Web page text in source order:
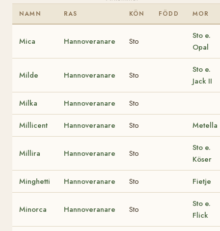
NAMN RAS KÖN FÖDD MOR
Mica Hannoveranare Sto
Sto e.
Opal
Milde Hannoveranare Sto
Sto e.
Jack II
Milka Hannoveranare Sto
Millicent Hannoveranare Sto Metella
Millira Hannoveranare Sto
Sto e.
Köser
Minghetti Hannoveranare Sto Fietje
Minorca Hannoveranare Sto
Sto e.
Flick